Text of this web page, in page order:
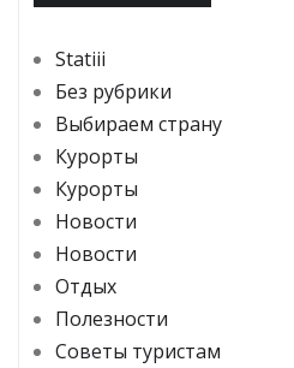
Statiii
Без рубрики
Выбираем страну
Курорты
Курорты
Новости
Новости
Отдых
Полезности
Советы туристам